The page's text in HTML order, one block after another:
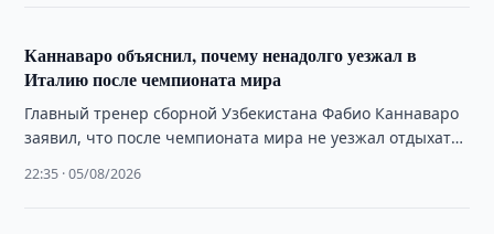
Каннаваро объяснил, почему ненадолго уезжал в
Италию после чемпионата мира
Главный тренер сборной Узбекистана Фабио Каннаваро
заявил, что после чемпионата мира не уезжал отдыхать,
22:35 · 05/08/2026